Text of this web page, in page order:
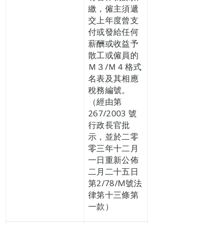
繳，僱主須遞
交上年度曾支
付或發給任何
薪酬或收益予
散工或僱員的
Ｍ３/Ｍ４格式
名表及其相應
稅務編號。
（經由第
267/2003 號
行政長官批
示，並於二零
零三年十二月
一日重新公佈
二月二十五日
第2/78/M號法
律第十三條第
一款）